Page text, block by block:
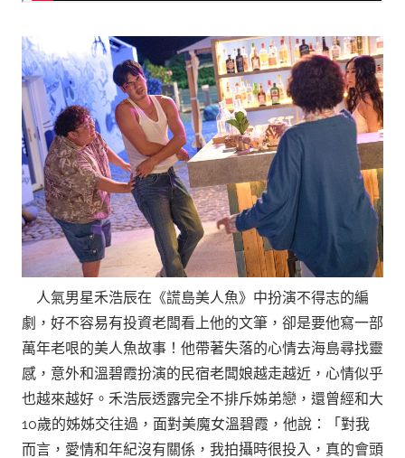
人氣男星禾浩辰在《謊島美人魚》中扮演不得志的編
劇，好不容易有投資老闆看上他的文筆，卻是要他寫一部
萬年老哏的美人魚故事！他帶著失落的心情去海島尋找靈
感，意外和溫碧霞扮演的民宿老闆娘越走越近，心情似乎
也越來越好。禾浩辰透露完全不排斥姊弟戀，還曾經和大
10歲的姊姊交往過，面對美魔女溫碧霞，他說：「對我
而言，愛情和年紀沒有關係，我拍攝時很投入，真的會頭